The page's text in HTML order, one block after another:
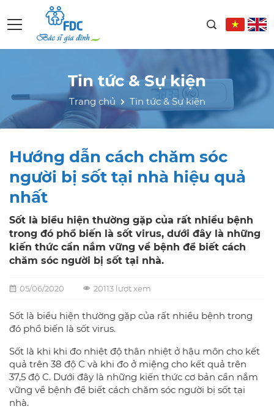
Tin tức & Sự kiện
Trang chủ Tin tức & Sự kiện
Hướng dẫn cách chăm sóc
người bị sốt tại nhà hiệu quả
nhất
Sốt là biểu hiện thường gặp của rất nhiều bệnh
trong đó phổ biến là sốt virus, dưới đây là những
kiến thức cần nắm vững về bệnh để biết cách
chăm sóc người bị sốt tại nhà.
05/06/2020 20113 lượt xem
Sốt là biểu hiện thường gặp của rất nhiều bệnh trong
đó phổ biến là sốt virus.
Sốt là khi khi đo nhiệt độ thân nhiệt ở hậu môn cho kết
quả trên 38 độ C và khi đo ở miệng cho kết quả trên
37,5 độ C. Dưới đây là những kiến thức cơ bản cần nắm
vững về bệnh để biết cách chăm sóc người bị sốt tại
nhà.